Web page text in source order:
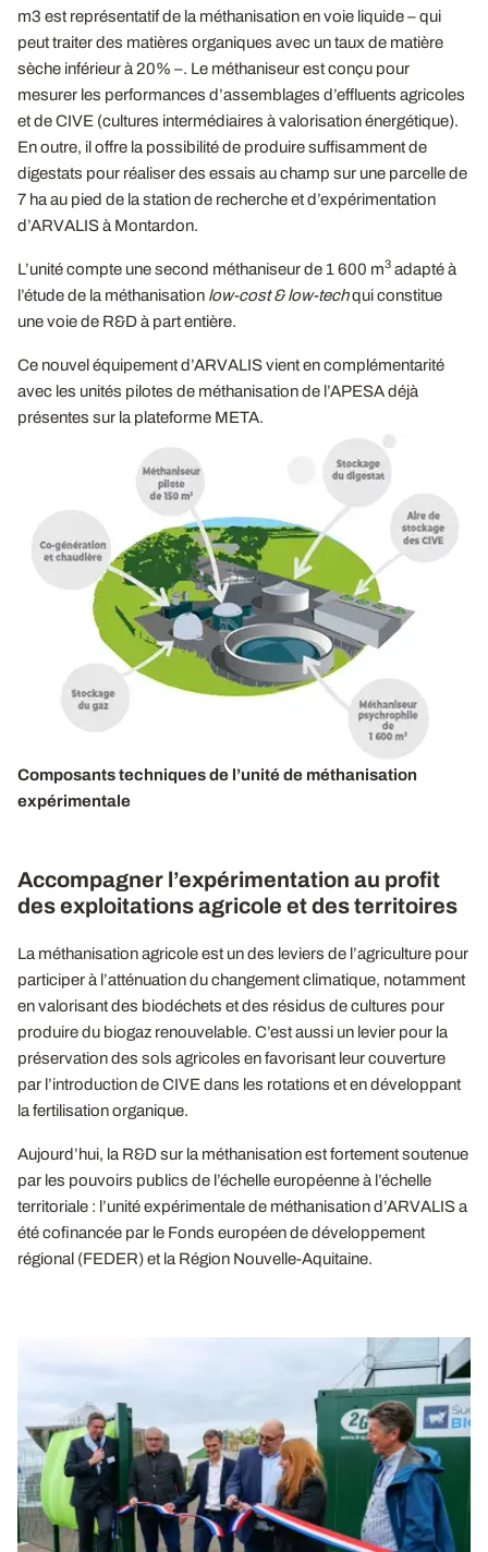
m3 est représentatif de la méthanisation en voie liquide – qui
peut traiter des matières organiques avec un taux de matière
sèche inférieur à 20% –. Le méthaniseur est conçu pour
mesurer les performances d’assemblages d’effluents agricoles
et de CIVE (cultures intermédiaires à valorisation énergétique).
En outre, il offre la possibilité de produire suffisamment de
digestats pour réaliser des essais au champ sur une parcelle de
7 ha au pied de la station de recherche et d’expérimentation
d’ARVALIS à Montardon.
L’unité compte une second méthaniseur de 1 600 m3 adapté à
l’étude de la méthanisation low-cost & low-techqui constitue
une voie de R&D à part entière.
Ce nouvel équipement d’ARVALIS vient en complémentarité
avec les unités pilotes de méthanisation de l’APESA déjà
présentes sur la plateforme META.
Composants techniques de l’unité de méthanisation
expérimentale
Accompagner l’expérimentation au profit
des exploitations agricole et des territoires
La méthanisation agricole est un des leviers de l’agriculture pour
participer à l’atténuation du changement climatique, notamment
en valorisant des biodéchets et des résidus de cultures pour
produire du biogaz renouvelable. C’est aussi un levier pour la
préservation des sols agricoles en favorisant leur couverture
par l’introduction de CIVE dans les rotations et en développant
la fertilisation organique.
Aujourd’hui, la R&D sur la méthanisation est fortement soutenue
par les pouvoirs publics de l’échelle européenne à l’échelle
territoriale : l’unité expérimentale de méthanisation d’ARVALIS a
été cofinancée par le Fonds européen de développement
régional (FEDER) et la Région Nouvelle-Aquitaine.